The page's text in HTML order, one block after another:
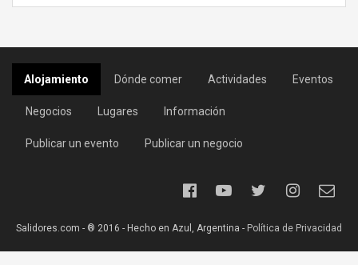
Alojamiento Dónde comer Actividades Eventos
Negocios Lugares Información
Publicar un evento Publicar un negocio
Salidores.com - ® 2016 - Hecho en Azul, Argentina - Política de Privacidad